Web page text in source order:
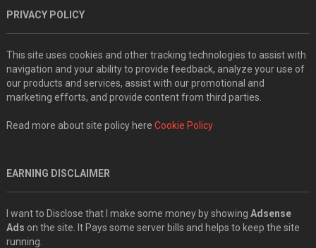
PRIVACY POLICY
This site uses cookies and other tracking technologies to assist with
navigation and your ability to provide feedback, analyze your use of
our products and services, assist with our promotional and
marketing efforts, and provide content from third parties.
Read more about site policy here Cookie Policy
EARNING DISCLAIMER
I want to Disclose that I make some money by showing Adsense
Ads on the site. It Pays some server bills and helps to keep the site
running.